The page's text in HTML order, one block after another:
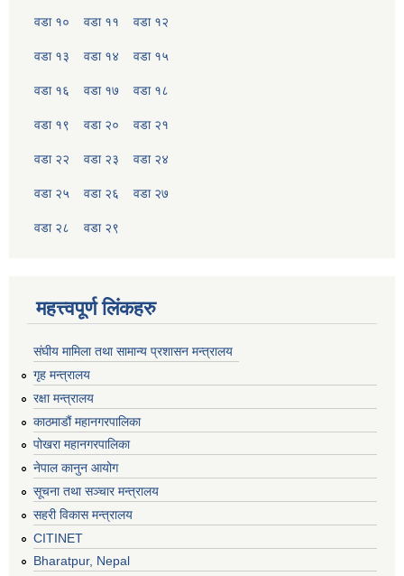
वडा १० वडा ११ वडा १२
वडा १३ वडा १४ वडा १५
वडा १६ वडा १७ वडा १८
वडा १९ वडा २० वडा २१
वडा २२ वडा २३ वडा २४
वडा २५ वडा २६ वडा २७
वडा २८ वडा २९
महत्त्वपूर्ण लिंकहरु
संघीय मामिला तथा सामान्य प्रशासन मन्त्रालय
गृह मन्त्रालय
रक्षा मन्त्रालय
काठमाडौं महानगरपालिका
पोखरा महानगरपालिका
नेपाल कानुन आयोग
सूचना तथा सञ्चार मन्त्रालय
सहरी विकास मन्त्रालय
CITINET
Bharatpur, Nepal